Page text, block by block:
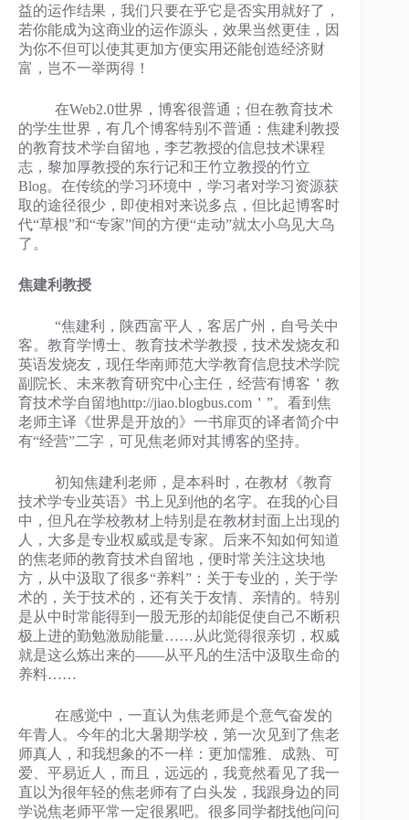
益的运作结果，我们只要在乎它是否实用就好了，
若你能成为这商业的运作源头，效果当然更佳，因
为你不但可以使其更加方便实用还能创造经济财
富，岂不一举两得！
在Web2.0世界，博客很普通；但在教育技术
的学生世界，有几个博客特别不普通：焦建利教授
的教育技术学自留地，李艺教授的信息技术课程
志，黎加厚教授的东行记和王竹立教授的竹立
Blog。在传统的学习环境中，学习者对学习资源获
取的途径很少，即使相对来说多点，但比起博客时
代“草根”和“专家”间的方便“走动”就太小乌见大乌
了。
焦建利教授
“焦建利，陕西富平人，客居广州，自号关中
客。教育学博士、教育技术学教授，技术发烧友和
英语发烧友，现任华南师范大学教育信息技术学院
副院长、未来教育研究中心主任，经营有博客＇教
育技术学自留地http://jiao.blogbus.com＇”。看到焦
老师主译《世界是开放的》一书扉页的译者简介中
有“经营”二字，可见焦老师对其博客的坚持。
初知焦建利老师，是本科时，在教材《教育
技术学专业英语》书上见到他的名字。在我的心目
中，但凡在学校教材上特别是在教材封面上出现的
人，大多是专业权威或是专家。后来不知如何知道
的焦老师的教育技术自留地，便时常关注这块地
方，从中汲取了很多“养料”：关于专业的，关于学
术的，关于技术的，还有关于友情、亲情的。特别
是从中时常能得到一股无形的却能促使自己不断积
极上进的勤勉激励能量……从此觉得很亲切，权威
就是这么炼出来的——从平凡的生活中汲取生命的
养料……
在感觉中，一直认为焦老师是个意气奋发的
年青人。今年的北大暑期学校，第一次见到了焦老
师真人，和我想象的不一样：更加儒雅、成熟、可
爱、平易近人，而且，远远的，我竟然看见了我一
直以为很年轻的焦老师有了白头发，我跟身边的同
学说焦老师平常一定很累吧。很多同学都找他问问